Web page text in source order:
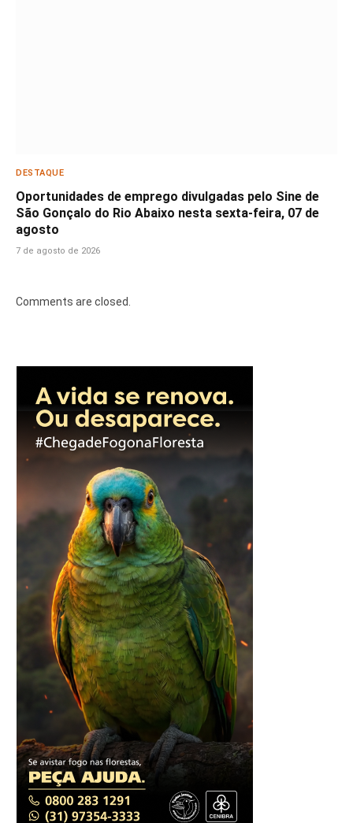
DESTAQUE
Oportunidades de emprego divulgadas pelo Sine de
São Gonçalo do Rio Abaixo nesta sexta-feira, 07 de
agosto
7 de agosto de 2026
Comments are closed.